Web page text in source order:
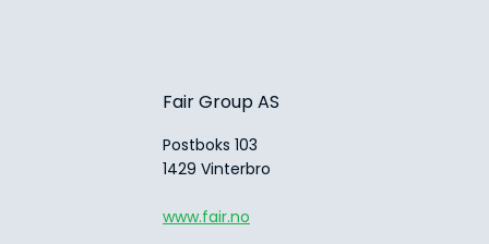
Fair Group AS
Postboks 103
1429 Vinterbro
www.fair.no